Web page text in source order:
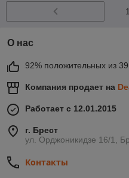
1
О нас
92% положительных из 39
Компания продает на
Работает с 12.01.2015
г. Брест
ул. Орджоникидзе 16/1,
Контакты